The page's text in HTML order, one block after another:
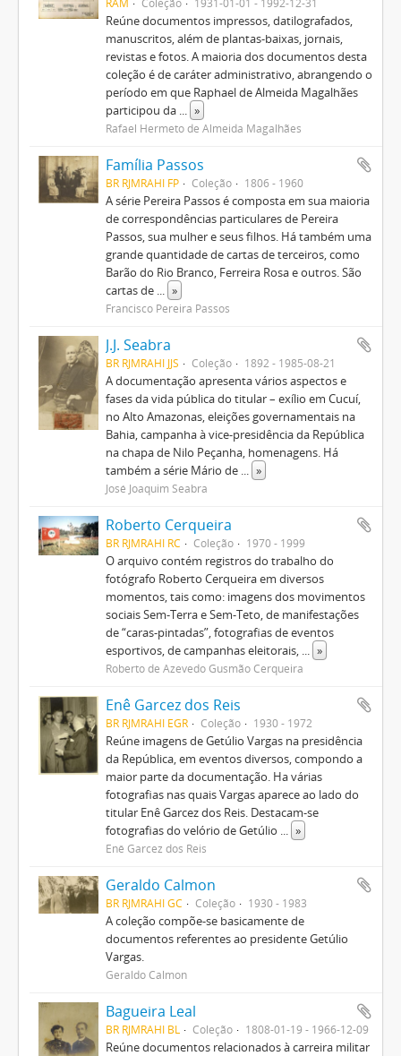
Reúne documentos impressos, datilografados,
manuscritos, além de plantas-baixas, jornais,
revistas e fotos. A maioria dos documentos desta
coleção é de caráter administrativo, abrangendo o
período em que Raphael de Almeida Magalhães
participou da ... »
Rafael Hermeto de Almeida Magalhães
Família Passos
BR RJMRAHI FP Coleção 1806 - 1960
A série Pereira Passos é composta em sua maioria
de correspondências particulares de Pereira
Passos, sua mulher e seus filhos. Há também uma
grande quantidade de cartas de terceiros, como
Barão do Rio Branco, Ferreira Rosa e outros. São
cartas de ... »
Francisco Pereira Passos
J.J. Seabra
BR RJMRAHI JJS Coleção 1892 - 1985-08-21
A documentação apresenta vários aspectos e
fases da vida pública do titular – exílio em Cucuí,
no Alto Amazonas, eleições governamentais na
Bahia, campanha à vice-presidência da República
na chapa de Nilo Peçanha, homenagens. Há
também a série Mário de ... »
José Joaquim Seabra
Roberto Cerqueira
BR RJMRAHI RC Coleção 1970 - 1999
O arquivo contém registros do trabalho do
fotógrafo Roberto Cerqueira em diversos
momentos, tais como: imagens dos movimentos
sociais Sem-Terra e Sem-Teto, de manifestações
de “caras-pintadas”, fotografias de eventos
esportivos, de campanhas eleitorais, ... »
Roberto de Azevedo Gusmão Cerqueira
Enê Garcez dos Reis
BR RJMRAHI EGR Coleção 1930 - 1972
Reúne imagens de Getúlio Vargas na presidência
da República, em eventos diversos, compondo a
maior parte da documentação. Ha várias
fotografias nas quais Vargas aparece ao lado do
titular Enê Garcez dos Reis. Destacam-se
fotografias do velório de Getúlio ... »
Enê Garcez dos Reis
Geraldo Calmon
BR RJMRAHI GC Coleção 1930 - 1983
A coleção compõe-se basicamente de
documentos referentes ao presidente Getúlio
Vargas.
Geraldo Calmon
Bagueira Leal
BR RJMRAHI BL Coleção 1808-01-19 - 1966-12-09
Reúne documentos relacionados à carreira militar